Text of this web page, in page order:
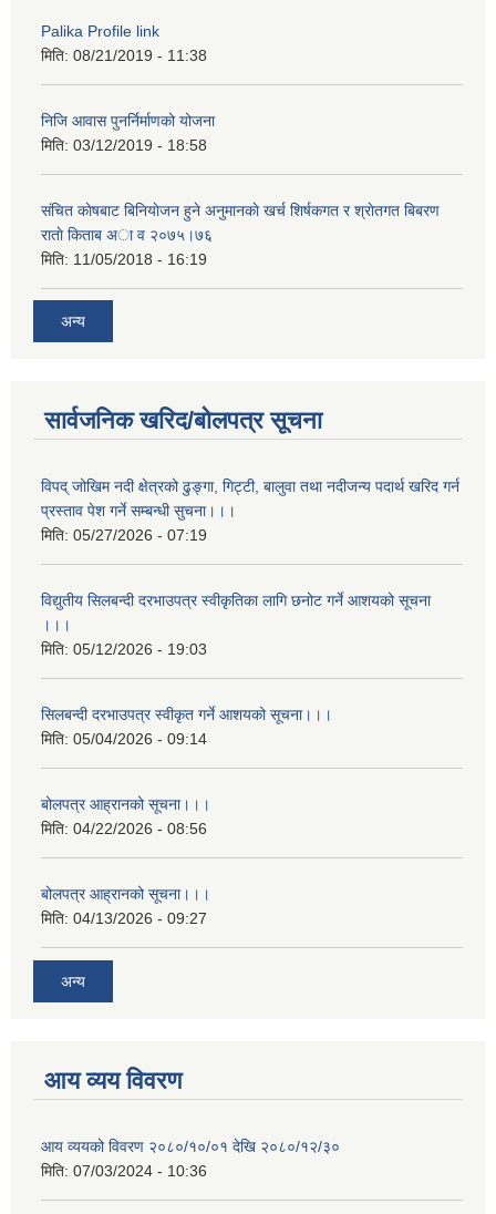
Palika Profile link
मिति: 08/21/2019 - 11:38
निजि आवास पुनर्निर्माणको योजना
मिति: 03/12/2019 - 18:58
संचित काेषबाट बिनियाेजन हुने अनुमानकाे खर्च शिर्षकगत र श्राेतगत बिबरण
राताे किताब अा‍ व २‍०७५।७६
मिति: 11/05/2018 - 16:19
अन्य
सार्वजनिक खरिद/बोलपत्र सूचना
विपद् जोखिम नदी क्षेत्रको ढुङ्गा, गिट्टी, बालुवा तथा नदीजन्य पदार्थ खरिद गर्न
प्रस्ताव पेश गर्ने सम्बन्धी सुचना।।।
मिति: 05/27/2026 - 07:19
विद्युतीय सिलबन्दी दरभाउपत्र स्वीकृतिका लागि छनोट गर्ने आशयको सूचना
।।।
मिति: 05/12/2026 - 19:03
सिलबन्दी दरभाउपत्र स्वीकृत गर्ने आशयको सूचना।।।
मिति: 05/04/2026 - 09:14
बोलपत्र आह्रानको सूचना।।।
मिति: 04/22/2026 - 08:56
बोलपत्र आह्रानको सूचना।।।
मिति: 04/13/2026 - 09:27
अन्य
आय व्यय विवरण
आय व्ययको विवरण २०८०/१०/०१ देखि २०८०/१२/३०
मिति: 07/03/2024 - 10:36